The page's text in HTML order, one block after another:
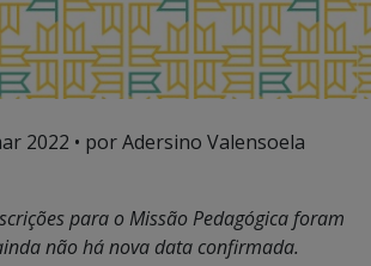
2022 • por Adersino Valensoela
para o Missão Pedagógica foram
não há nova data confirmada.​